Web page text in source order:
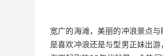
宽广的海滩，美丽的冲浪景点
是喜欢冲浪还是与型男正妹出